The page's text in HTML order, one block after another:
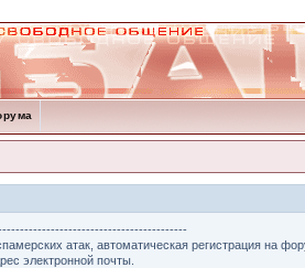
атак, автоматическая регистрация на
электронной почты.